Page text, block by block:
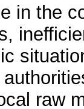
in the
raw